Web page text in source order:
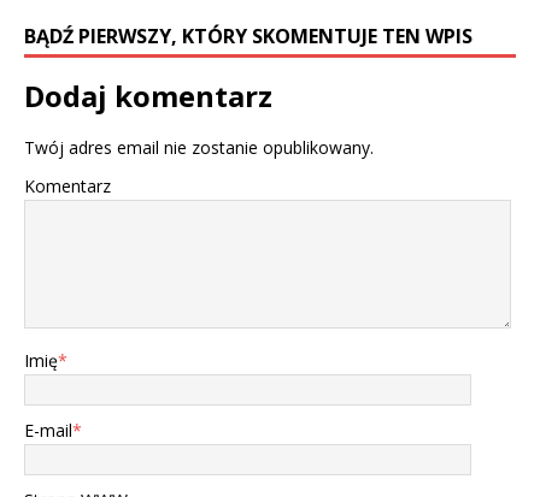
BĄDŹ PIERWSZY, KTÓRY SKOMENTUJE TEN WPIS
Dodaj komentarz
Twój adres email nie zostanie opublikowany.
Komentarz
Imię*
E-mail*